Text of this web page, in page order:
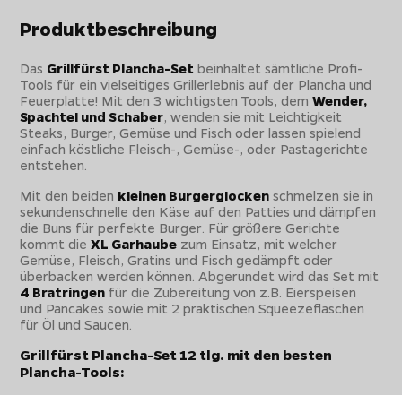
Produktbeschreibung
Das Grillfürst Plancha-Set beinhaltet sämtliche Profi-
Tools für ein vielseitiges Grillerlebnis auf der Plancha und
Feuerplatte! Mit den 3 wichtigsten Tools, demWender,
Spachtel und Schaber, wenden sie mit Leichtigkeit
Steaks, Burger, Gemüse und Fisch oder lassen spielend
einfach köstliche Fleisch-, Gemüse-, oder Pastagerichte
entstehen.
Mit den beiden kleinen Burgerglocken schmelzen sie in
sekundenschnelle den Käse auf den Patties und dämpfen
die Buns für perfekte Burger. Für größere Gerichte
kommt dieXL Garhaube zum Einsatz, mit welcher
Gemüse, Fleisch, Gratins und Fisch gedämpft oder
überbacken werden können. Abgerundet wird das Set mit
4 Bratringen für die Zubereitung von z.B. Eierspeisen
und Pancakes sowie mit 2 praktischen Squeezeflaschen
für Öl und Saucen.
Grillfürst Plancha-Set 12 tlg. mit den besten
Plancha-Tools: